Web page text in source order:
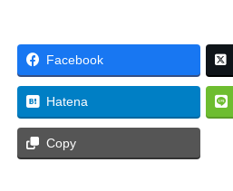
Facebook
Hatena
Copy